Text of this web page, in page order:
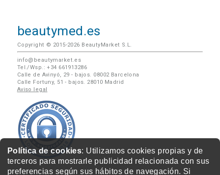
Política de cookies: Utilizamos cookies propias y de
terceros para mostrarle publicidad relacionada con sus
preferencias según sus hábitos de navegación. Si
beautymed.es
Copyright © 2015-2026 BeautyMarket S.L.
info@beautymarket.es
Tel./Wsp.: +34 661913286
Calle de Avinyó, 29 - bajos. 08002 Barcelona
Calle Fortuny, 51 - bajos. 28010 Madrid
Aviso legal